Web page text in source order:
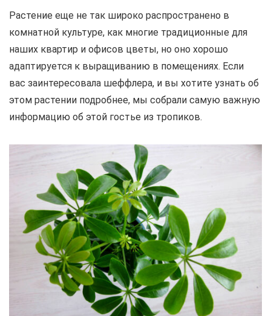
Растение еще не так широко распространено в
комнатной культуре, как многие традиционные для
наших квартир и офисов цветы, но оно хорошо
адаптируется к выращиванию в помещениях. Если
вас заинтересовала шеффлера, и вы хотите узнать об
этом растении подробнее, мы собрали самую важную
информацию об этой гостье из тропиков.